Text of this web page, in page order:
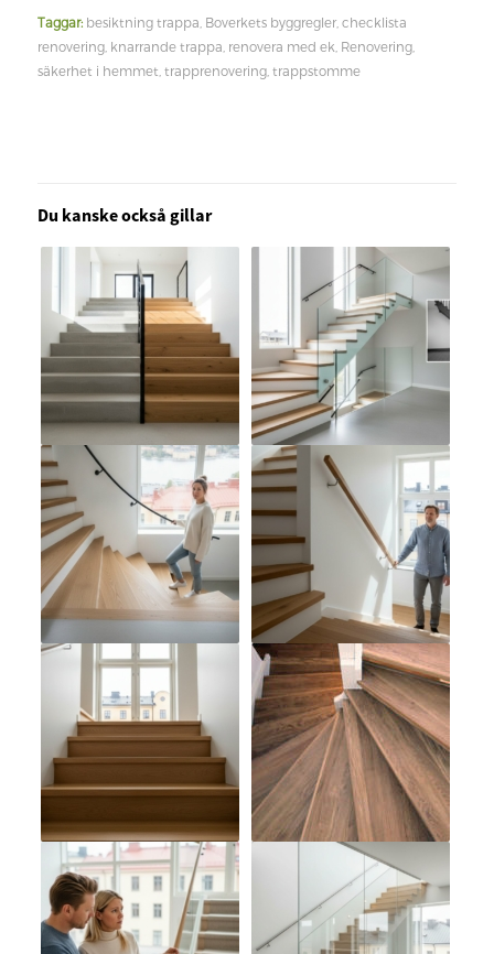
Taggar: besiktning trappa, Boverkets byggregler, checklista
renovering, knarrande trappa, renovera med ek, Renovering,
säkerhet i hemmet, trapprenovering, trappstomme
Du kanske också gillar